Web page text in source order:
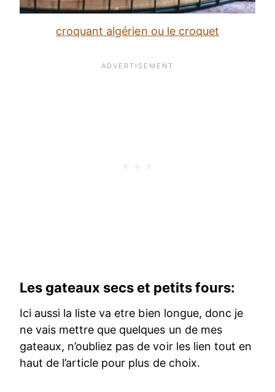
croquant algérien ou le croquet
Les gateaux secs et petits fours:
Ici aussi la liste va etre bien longue, donc je
ne vais mettre que quelques un de mes
gateaux, n’oubliez pas de voir les lien tout en
haut de l’article pour plus de choix.